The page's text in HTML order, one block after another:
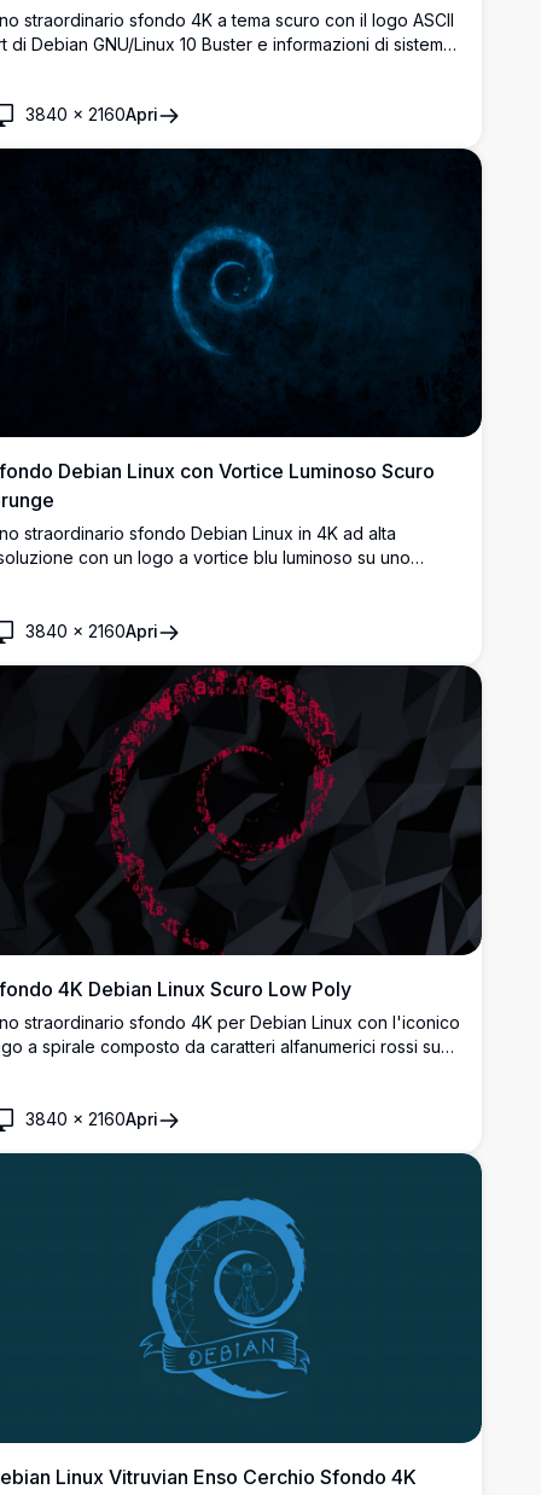
straordinario sfondo 4K a tema scuro con il logo ASCII
di Debian GNU/Linux 10 Buster e informazioni di sistema
3840 × 2160Apri
Debian Linux con Vortice Luminoso Scuro
straordinario sfondo Debian Linux in 4K ad alta
con un logo a vortice blu luminoso su uno
3840 × 2160Apri
4K Debian Linux Scuro Low Poly
straordinario sfondo 4K per Debian Linux con l'iconico
a spirale composto da caratteri alfanumerici rossi su
3840 × 2160Apri
Linux Vitruvian Enso Cerchio Sfondo 4K